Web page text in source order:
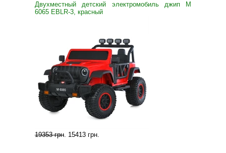
Двухместный детский электромобиль джип M
6065 EBLR-3, красный
19353 грн. 15413 грн.